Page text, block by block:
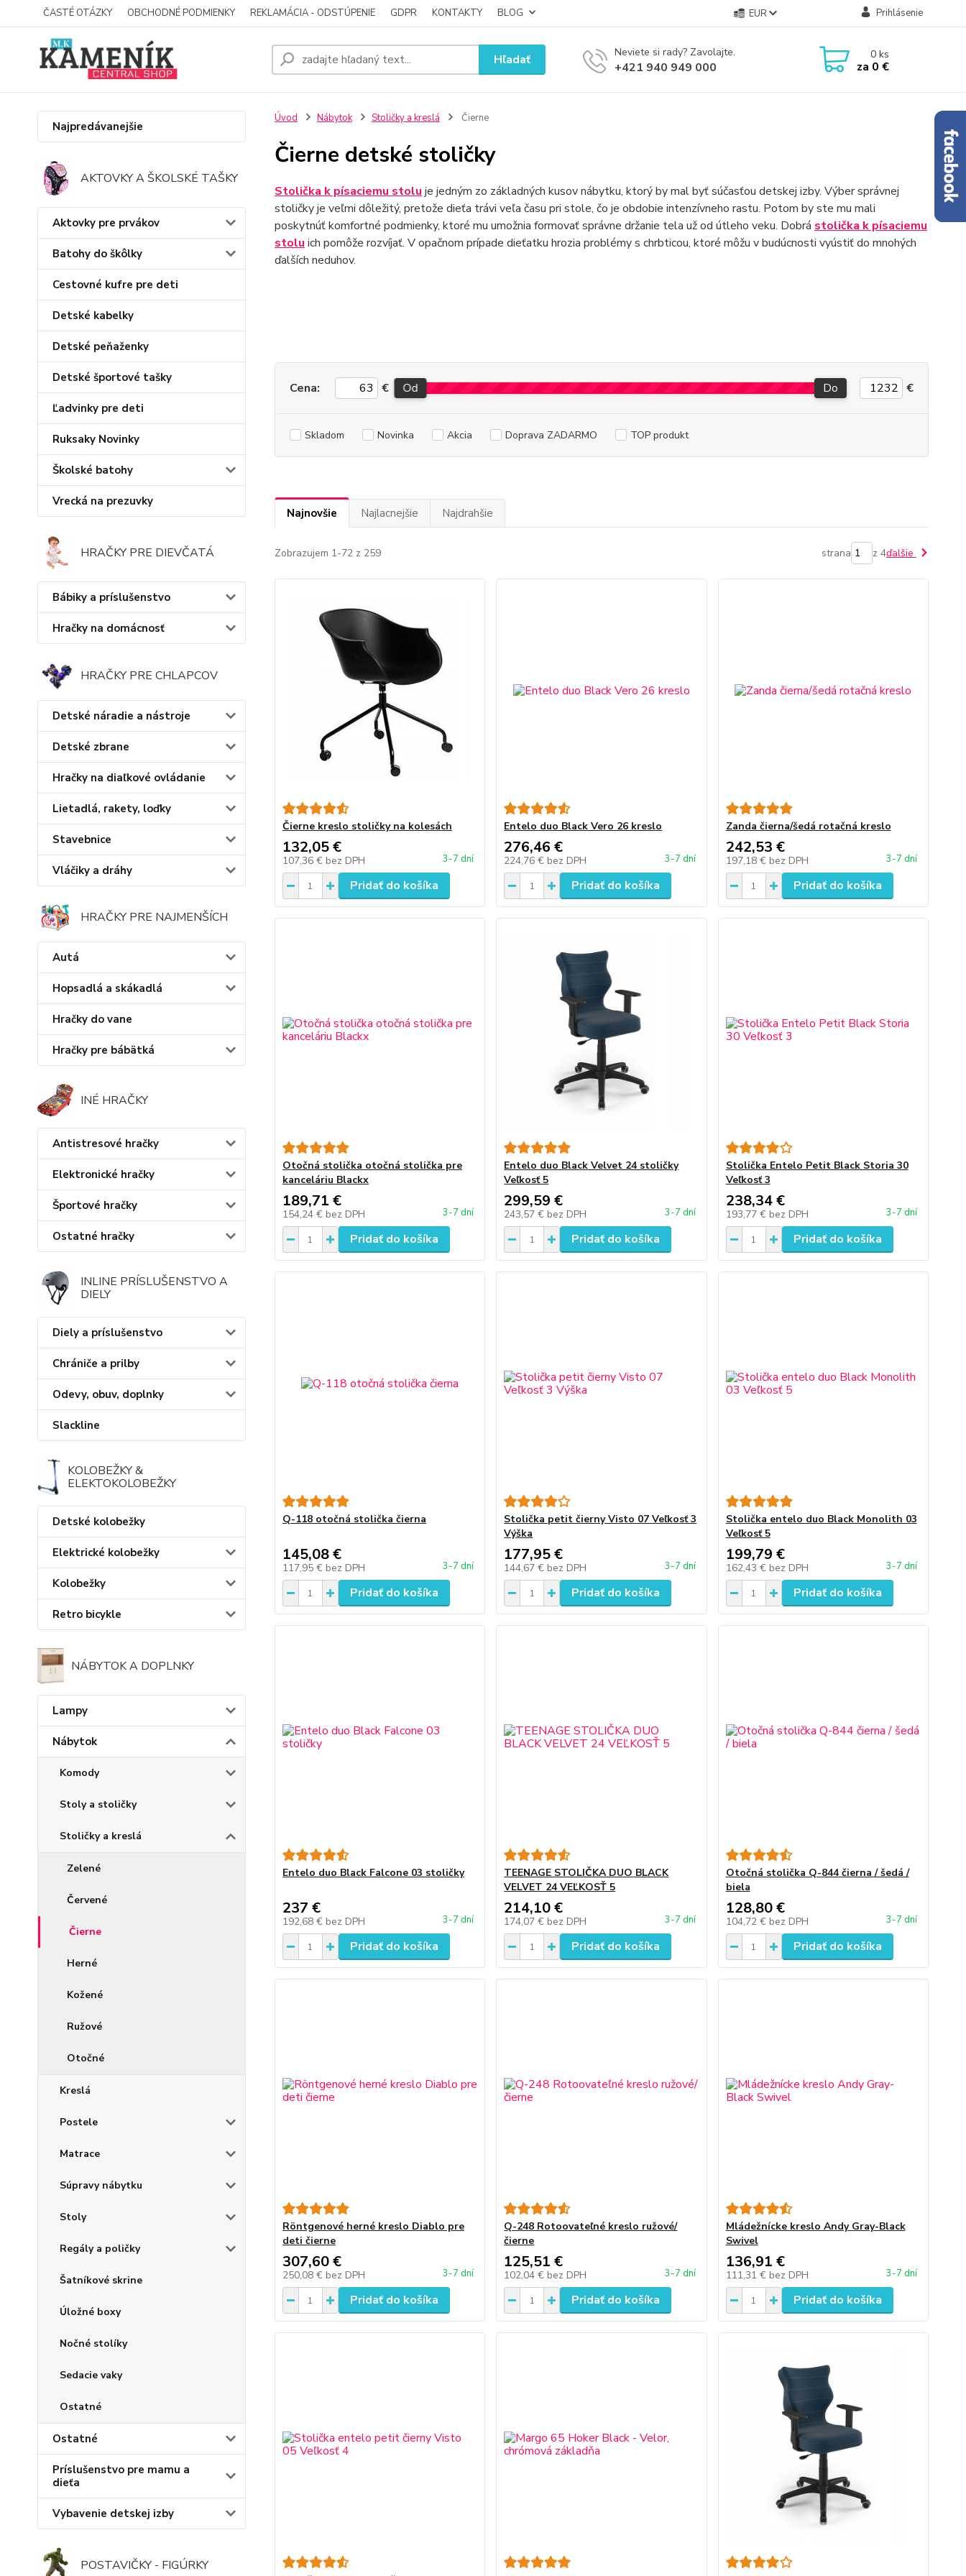
ČASTÉ OTÁZKY OBCHODNÉ PODMIENKY REKLAMÁCIA - ODSTÚPENIE GDPR KONTAKTY BLOG EUR Prihlásenie
Hľadať Neviete si rady? Zavolajte.
+421 940 949 000
0ks
za 0 €
Najpredávanejšie
AKTOVKY A ŠKOLSKÉ TAŠKY
Aktovky pre prvákov
Batohy do škôlky
Cestovné kufre pre deti
Detské kabelky
Detské peňaženky
Detské športové tašky
Ľadvinky pre deti
Ruksaky Novinky
Školské batohy
Vrecká na prezuvky
HRAČKY PRE DIEVČATÁ
Bábiky a príslušenstvo
Hračky na domácnosť
HRAČKY PRE CHLAPCOV
Detské náradie a nástroje
Detské zbrane
Hračky na diaľkové ovládanie
Lietadlá, rakety, loďky
Stavebnice
Vláčiky a dráhy
HRAČKY PRE NAJMENŠÍCH
Autá
Hopsadlá a skákadlá
Hračky do vane
Hračky pre bábätká
INÉ HRAČKY
Antistresové hračky
Elektronické hračky
Športové hračky
Ostatné hračky
INLINE PRÍSLUŠENSTVO A
DIELY
Diely a príslušenstvo
Chrániče a prilby
Odevy, obuv, doplnky
Slackline
KOLOBEŽKY &
ELEKTOKOLOBEŽKY
Detské kolobežky
Elektrické kolobežky
Kolobežky
Retro bicykle
NÁBYTOK A DOPLNKY
Lampy
Nábytok
Komody
Stoly a stoličky
Stoličky a kreslá
Zelené
Červené
Čierne
Herné
Kožené
Ružové
Otočné
Kreslá
Postele
Matrace
Súpravy nábytku
Stoly
Regály a poličky
Šatníkové skrine
Úložné boxy
Nočné stolíky
Sedacie vaky
Ostatné
Ostatné
Príslušenstvo pre mamu a
dieťa
Vybavenie detskej izby
POSTAVIČKY - FIGÚRKY
Úvod Nábytok Stoličky a kreslá Čierne
Čierne detské stoličky
Stolička k písaciemu stolu je jedným zo základných kusov nábytku, ktorý by mal byť súčasťou detskej izby. Výber správnej
stoličky je veľmi dôležitý, pretože dieťa trávi veľa času pri stole, čo je obdobie intenzívneho rastu. Potom by ste mu mali
poskytnúť komfortné podmienky, ktoré mu umožnia formovať správne držanie tela už od útleho veku. Dobrá stolička k písaciemu
stolu ich pomôže rozvíjať. V opačnom prípade dieťatku hrozia problémy s chrbticou, ktoré môžu v budúcnosti vyústiť do mnohých
ďalších neduhov.
Cena: € Od Do €
Skladom Novinka Akcia Doprava ZADARMO TOP produkt
Najnovšie Najlacnejšie Najdrahšie
Zobrazujem 1-72 z 259 strana z 4ďalšie
Čierne kreslo stoličky na kolesách
132,05 €
107,36 € bez DPH 3-7 dní
Pridať do košíka
Entelo duo Black Vero 26 kreslo
276,46 €
224,76 € bez DPH 3-7 dní
Pridať do košíka
Zanda čierna/šedá rotačná kreslo
242,53 €
197,18 € bez DPH 3-7 dní
Pridať do košíka
Otočná stolička otočná stolička pre
kanceláriu Blackx
189,71 €
154,24 € bez DPH 3-7 dní
Pridať do košíka
Entelo duo Black Velvet 24 stoličky
Veľkosť 5
299,59 €
243,57 € bez DPH 3-7 dní
Pridať do košíka
Stolička Entelo Petit Black Storia 30
Veľkosť 3
238,34 €
193,77 € bez DPH 3-7 dní
Pridať do košíka
Q-118 otočná stolička čierna
145,08 €
117,95 € bez DPH 3-7 dní
Pridať do košíka
Stolička petit čierny Visto 07 Veľkosť 3
Výška
177,95 €
144,67 € bez DPH 3-7 dní
Pridať do košíka
Stolička entelo duo Black Monolith 03
Veľkosť 5
199,79 €
162,43 € bez DPH 3-7 dní
Pridať do košíka
Entelo duo Black Falcone 03 stoličky
237 €
192,68 € bez DPH 3-7 dní
Pridať do košíka
TEENAGE STOLIČKA DUO BLACK
VELVET 24 VEĽKOSŤ 5
214,10 €
174,07 € bez DPH 3-7 dní
Pridať do košíka
Otočná stolička Q-844 čierna / šedá /
biela
128,80 €
104,72 € bez DPH 3-7 dní
Pridať do košíka
Röntgenové herné kreslo Diablo pre
deti čierne
307,60 €
250,08 € bez DPH 3-7 dní
Pridať do košíka
Q-248 Rotoovateľné kreslo ružové/
čierne
125,51 €
102,04 € bez DPH 3-7 dní
Pridať do košíka
Mládežnícke kreslo Andy Gray-Black
Swivel
136,91 €
111,31 € bez DPH 3-7 dní
Pridať do košíka